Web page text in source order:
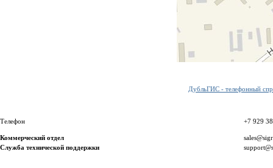
ДубльГИС - телефонный
Телефон +7 929
Коммерческий отдел
Служба технической поддержки